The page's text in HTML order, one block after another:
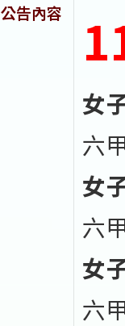
公告內容
女
六
女
六
女
六